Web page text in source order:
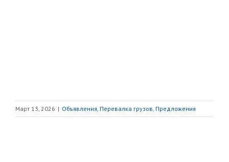
Март 13, 2026 | Объявления, Перевалка грузов, Предложения